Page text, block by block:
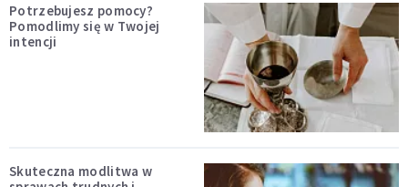
Potrzebujesz pomocy?
Pomodlimy się w Twojej
intencji
Skuteczna modlitwa w